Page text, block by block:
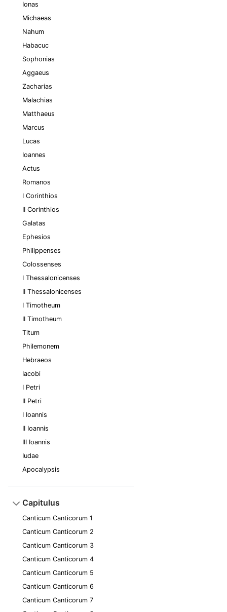
Ionas
Michaeas
Nahum
Habacuc
Sophonias
Aggaeus
Zacharias
Malachias
Matthaeus
Marcus
Lucas
Ioannes
Actus
Romanos
I Corinthios
II Corinthios
Galatas
Ephesios
Philippenses
Colossenses
I Thessalonicenses
II Thessalonicenses
I Timotheum
II Timotheum
Titum
Philemonem
Hebraeos
Iacobi
I Petri
II Petri
I Ioannis
II Ioannis
III Ioannis
Iudae
Apocalypsis
Capitulus
Canticum Canticorum 1
Canticum Canticorum 2
Canticum Canticorum 3
Canticum Canticorum 4
Canticum Canticorum 5
Canticum Canticorum 6
Canticum Canticorum 7